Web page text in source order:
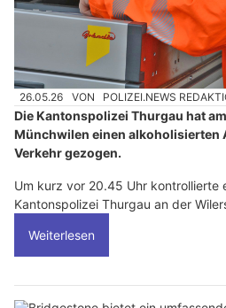
26.05.26 VON POLIZEI.NEWS
Die Kantonspolizei Thurgau hat
Münchwilen einen alkoholisierten
Verkehr gezogen.
Um kurz vor 20.45 Uhr kontrollierte
Kantonspolizei Thurgau an der
Weiterlesen